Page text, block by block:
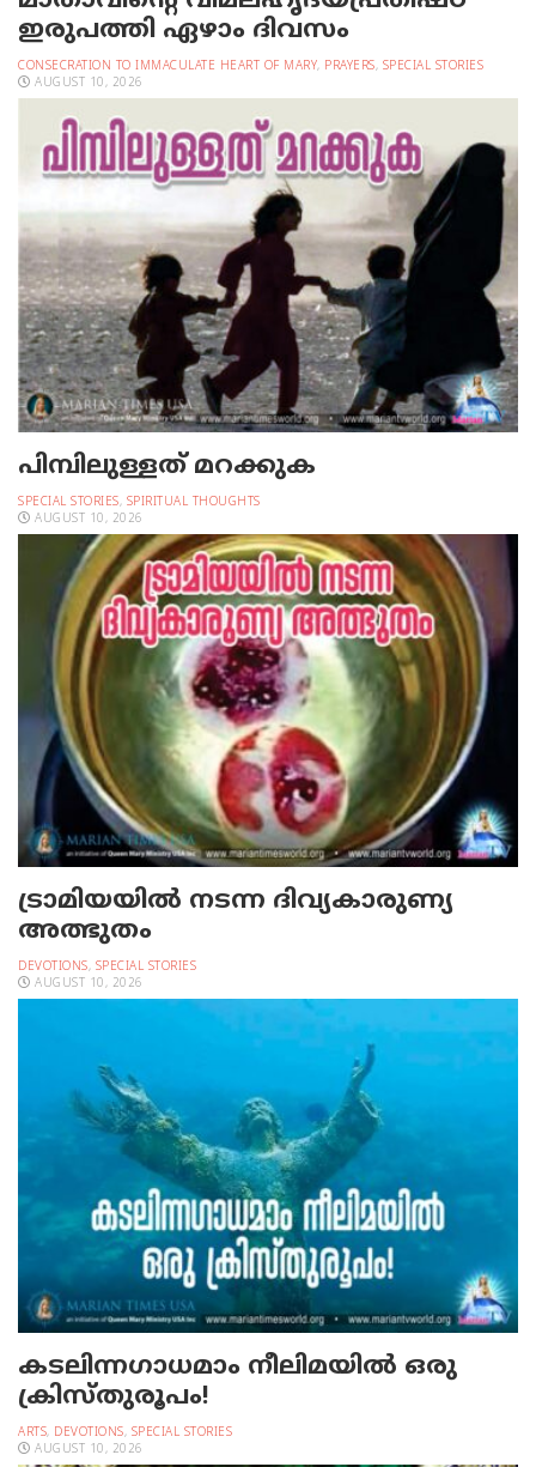
ഇരുപത്തി ഏഴാം ദിവസം
CONSECRATION TO IMMACULATE HEART OF MARY, PRAYERS, SPECIAL STORIES
AUGUST 10, 2026
പിമ്പിലുള്ളത് മറക്കുക
SPECIAL STORIES, SPIRITUAL THOUGHTS
AUGUST 10, 2026
ട്രാമിയയില്‍ നടന്ന ദിവ്യകാരുണ്യ
അത്ഭുതം
DEVOTIONS, SPECIAL STORIES
AUGUST 10, 2026
കടലിന്നഗാധമാം നീലിമയില്‍ ഒരു
ക്രിസ്തുരൂപം!
ARTS, DEVOTIONS, SPECIAL STORIES
AUGUST 10, 2026